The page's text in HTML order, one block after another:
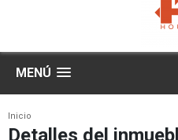
MENÚ
Inicio
Detalles del